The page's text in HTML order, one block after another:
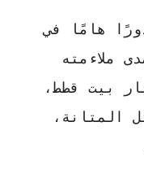
هامًا في
ملاءمته
بيت قطط،
المتانة،